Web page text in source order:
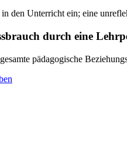
den Unterricht ein; eine
durch eine
pädagogische